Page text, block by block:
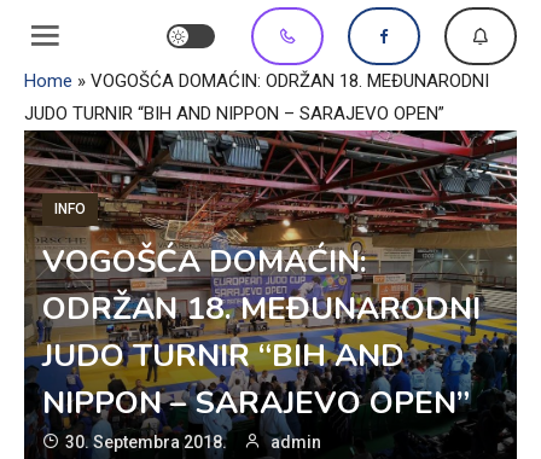
Home » VOGOŠĆA DOMAĆIN: ODRŽAN 18. MEĐUNARODNI
JUDO TURNIR “BIH AND NIPPON – SARAJEVO OPEN”
INFO
VOGOŠĆA DOMAĆIN:
ODRŽAN 18. MEĐUNARODNI
JUDO TURNIR “BIH AND
NIPPON – SARAJEVO OPEN”
30. Septembra 2018. admin